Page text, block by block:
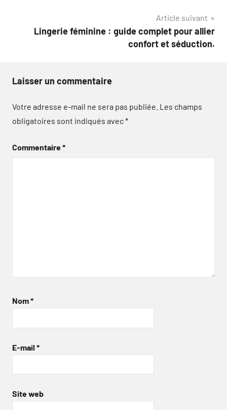
Article suivant
Lingerie féminine : guide complet pour allier
confort et séduction.
Laisser un commentaire
Votre adresse e-mail ne sera pas publiée. Les champs
obligatoires sont indiqués avec*
Commentaire*
Nom*
E-mail *
Site web